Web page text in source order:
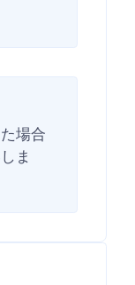
場合
ま